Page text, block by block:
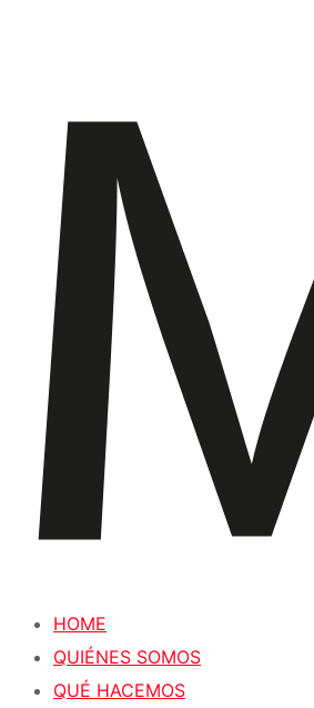
HOME
QUIÉNES SOMOS
QUÉ HACEMOS